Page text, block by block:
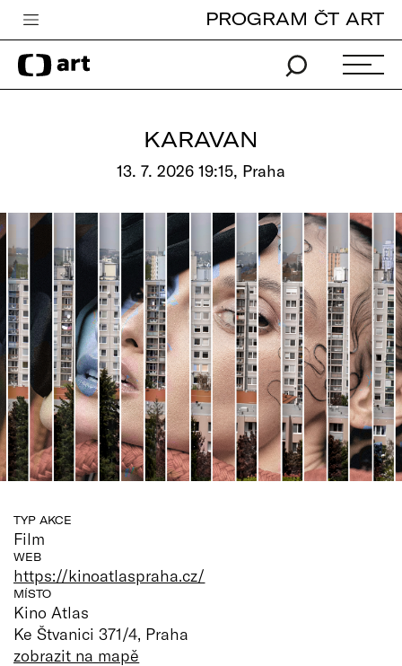
Česká televize
Zpravodajství
Pro děti
edu
Vše o ČT
PROGRAM ČT ART
KARAVAN
13. 7. 2026 19:15, Praha
TYP AKCE
Film
WEB
https://kinoatlaspraha.cz/
MÍSTO
Kino Atlas
Ke Štvanici 371/4, Praha
zobrazit na mapě